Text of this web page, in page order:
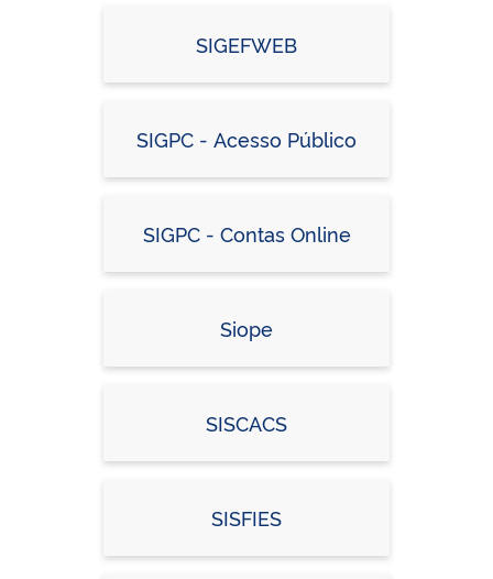
SIGEFWEB
SIGPC - Acesso Público
SIGPC - Contas Online
Siope
SISCACS
SISFIES